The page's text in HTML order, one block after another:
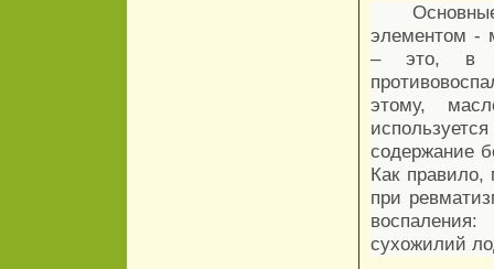
элементом -
– это, в
этому,
содержание
Как
при
сухожилий